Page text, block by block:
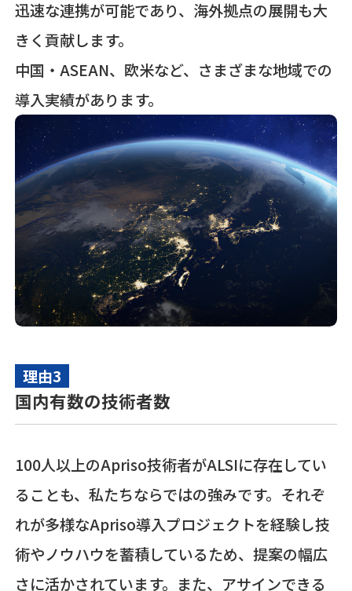
迅速な連携が可能であり、海外拠点の展開も大
きく貢献します。
中国・ASEAN、欧米など、さまざまな地域での
導入実績があります。
理由3
国内有数の技術者数
100人以上のApriso技術者がALSIに存在してい
ることも、私たちならではの強みです。それぞ
れが多様なApriso導入プロジェクトを経験し技
術やノウハウを蓄積しているため、提案の幅広
さに活かされています。また、アサインできる